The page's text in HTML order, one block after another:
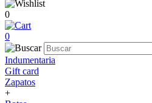
0
0
Indumentaria
Gift card
Zapatos
+